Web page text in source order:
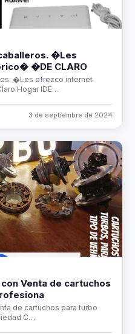
�Les
�DE CLARO
�Les ofrezco internet
Hogar IDE…
3 de septiembre de 2024
Venta de cartuchos
de cartuchos para turbo
C…